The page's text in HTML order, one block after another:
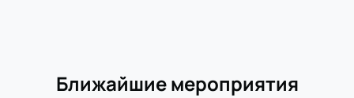
Ближайшие мероприятия